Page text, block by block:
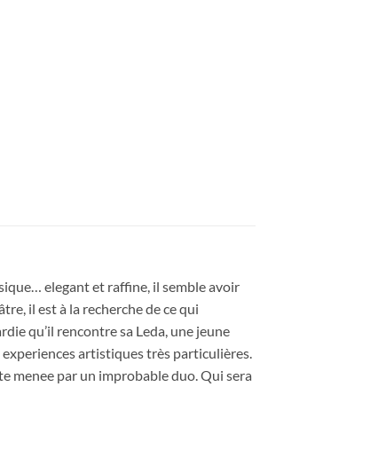
elegant et raffine, il semble avoir
il est à la recherche de ce qui
qu’il rencontre sa Leda, une jeune
experiences artistiques très particulières.
menee par un improbable duo. Qui sera